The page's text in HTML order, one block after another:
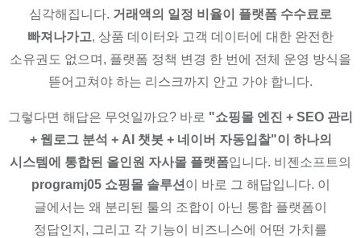
심각해집니다. 거래액의 일정 비율이 플랫폼 수수료로
빠져나가고, 상품 데이터와 고객 데이터에 대한 완전한
소유권도 없으며, 플랫폼 정책 변경 한 번에 전체 운영 방식을
뜯어고쳐야 하는 리스크까지 안고 가야 합니다.
그렇다면 해답은 무엇일까요? 바로 "쇼핑몰 엔진 + SEO 관리
+ 웹로그 분석 + AI 챗봇 + 네이버 자동입찰"이 하나의
시스템에 통합된 올인원 자사몰 플랫폼입니다. 비젠소프트의
programj05 쇼핑몰 솔루션 이 바로 그 해답입니다. 이
글에서는 왜 분리된 툴의 조합이 아닌 통합 플랫폼이
정답인지, 그리고 각 기능이 비즈니스에 어떤 가치를